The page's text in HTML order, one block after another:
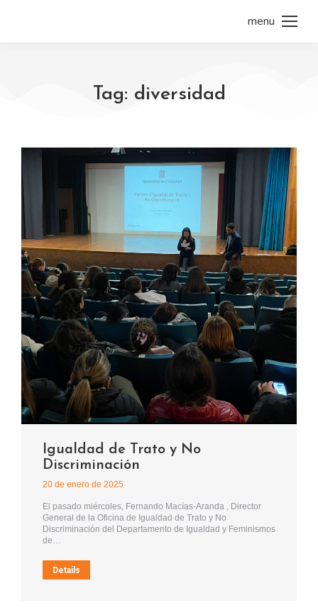
menu
Tag: diversidad
Igualdad de Trato y No
Discriminación
20 de enero de 2025
El pasado miércoles, Fernando Macías-Aranda , Director
General de la Oficina de Igualdad de Trato y No
Discriminación del Departamento de Igualdad y Feminismos
de…
Details